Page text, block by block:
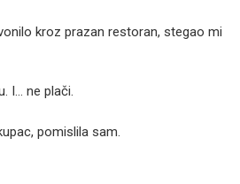
kroz prazan restoran, stegao mi
I… ne plači.
pomislila sam.